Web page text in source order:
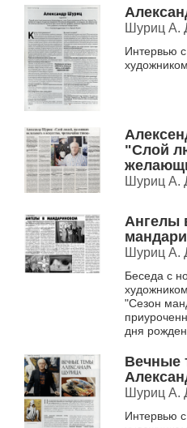
Шуриц А.
Интервью
художником.
"Слой
в
Шуриц А.
Ангелы
Шуриц А.
Беседа с
"Сезон
дня
Вечные
Шуриц А.
Интервью